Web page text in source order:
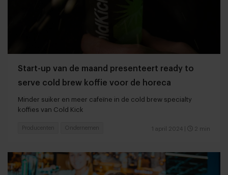
Start-up van de maand presenteert ready to
serve cold brew koffie voor de horeca
Minder suiker en meer cafeïne in de cold brew specialty
koffies van Cold Kick
1 april 2024 2 min
Producenten Ondernemen